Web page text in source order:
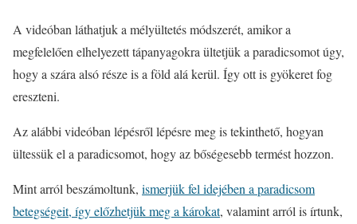
A videóban láthatjuk a mélyültetés módszerét, amikor a
megfelelően elhelyezett tápanyagokra ültetjük a paradicsomot úgy,
hogy a szára alsó része is a föld alá kerül. Így ott is gyökeret fog
ereszteni.
Az alábbi videóban lépésről lépésre meg is tekinthető, hogyan
ültessük el a paradicsomot, hogy az bőségesebb termést hozzon.
Mint arról beszámoltunk, ismerjük fel idejében a paradicsom
betegségeit, így előzhetjük meg a károkat, valamint arról is írtunk,